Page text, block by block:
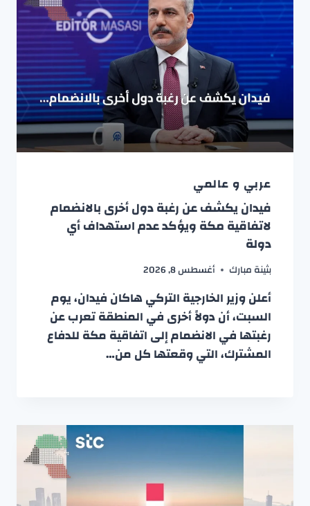
عربي و عالمي
فيدان يكشف عن رغبة دول أخرى بالانضمام
لاتفاقية مكة ويؤكد عدم استهداف أي
دولة
بثينة مبارك أغسطس 8, 2026
أعلن وزير الخارجية التركي هاكان فيدان، يوم
السبت، أن دولاً أخرى في المنطقة تعرب عن
رغبتها في الانضمام إلى اتفاقية مكة للدفاع
المشترك، التي وقعتها كل من…